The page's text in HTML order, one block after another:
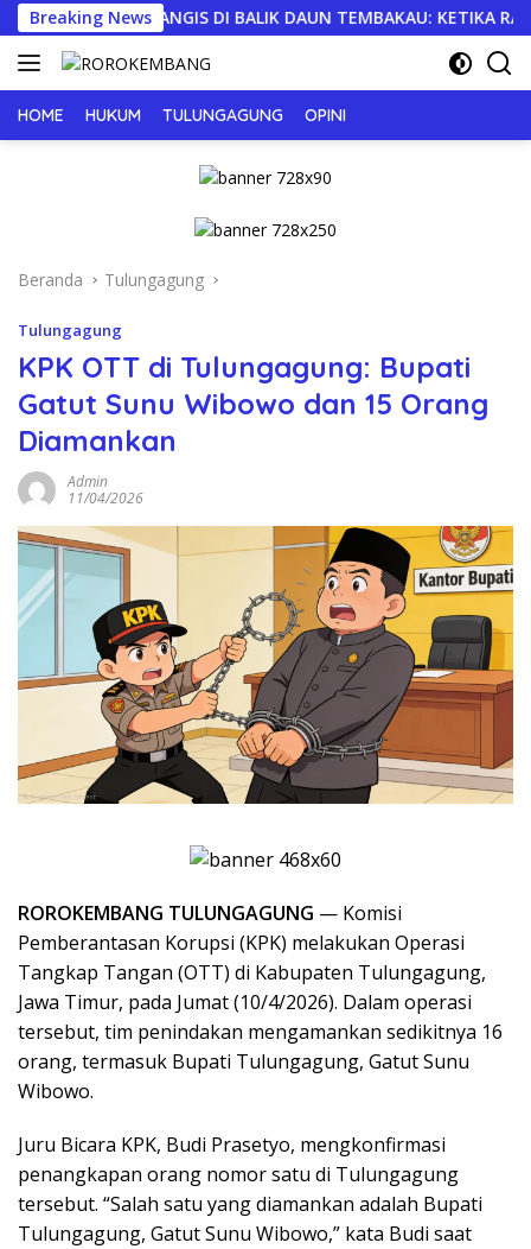
Langsung
ke
konten
Breaking News
TANGIS DI BALIK DAUN TEMBAKAU: KETIKA RAKYAT KECIL
HOME HUKUM TULUNGAGUNG OPINI
Beranda Tulungagung
Tulungagung
KPK OTT di Tulungagung: Bupati
Gatut Sunu Wibowo dan 15 Orang
Diamankan
Admin
11/04/2026
ROROKEMBANG TULUNGAGUNG — Komisi
Pemberantasan Korupsi (KPK) melakukan Operasi
Tangkap Tangan (OTT) di Kabupaten Tulungagung,
Jawa Timur, pada Jumat (10/4/2026). Dalam operasi
tersebut, tim penindakan mengamankan sedikitnya 16
orang, termasuk Bupati Tulungagung, Gatut Sunu
Wibowo.
Juru Bicara KPK, Budi Prasetyo, mengkonfirmasi
penangkapan orang nomor satu di Tulungagung
tersebut. “Salah satu yang diamankan adalah Bupati
Tulungagung, Gatut Sunu Wibowo,” kata Budi saat